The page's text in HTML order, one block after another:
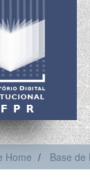
Home Base de